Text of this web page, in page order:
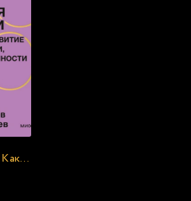
Стратегия личности. Как планировать развитие в работе и жизни, опираясь на свои ценности